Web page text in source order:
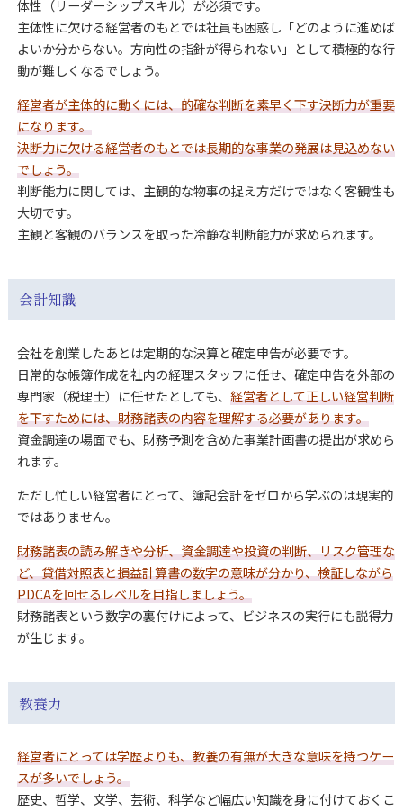
体性 （リーダーシップスキル） が必須です。
主体性に欠ける経営者のもとでは社員も困惑し「どのように進めば
よいか分からない。方向性の指針が得られない」として積極的な行
動が難しくなるでしょう。
経営者が主体的に動くには、的確な判断を素早く下す決断力が重要
になります。
決断力に欠ける経営者のもとでは長期的な事業の発展は見込めない
でしょう。
判断能力に関しては、主観的な物事の捉え方だけではなく客観性も
大切です。
主観と客観のバランスを取った冷静な判断能力が求められます。
会計知識
会社を創業したあとは定期的な決算と確定申告が必要です。
日常的な帳簿作成を社内の経理スタッフに任せ、確定申告を外部の
専門家（税理士）に任せたとしても、 経営者として正しい経営判断
を下すためには、財務諸表の内容を理解する必要があります。
資金調達の場面でも、財務予測を含めた事業計画書の提出が求めら
れます。
ただし忙しい経営者にとって、簿記会計をゼロから学ぶのは現実的
ではありません。
財務諸表の読み解きや分析、資金調達や投資の判断、リスク管理な
ど、貸借対照表と損益計算書の数字の意味が分かり、検証しながら
PDCAを回せるレベルを目指しましょう。
財務諸表という数字の裏付けによって、ビジネスの実行にも説得力
が生じます。
教養力
経営者にとっては学歴よりも、教養の有無が大きな意味を持つケー
スが多いでしょう。
歴史、哲学、文学、芸術、科学など幅広い知識を身に付けておくこ